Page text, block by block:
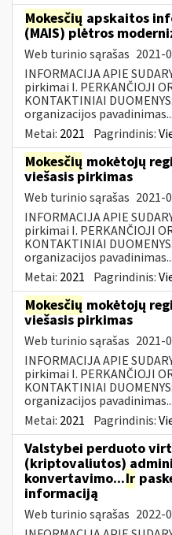
Mokesčių apskaitos
(MAIS) plėtros
Web turinio sąrašas 2021-
INFORMACIJA APIE
pirkimai I. PERKANČIOJI
KONTAKTINIAI
organizacijos pavadinimas...
Metai: 2021 Pagrindinis:
Mokesčių mokėtojų
viešasis pirkimas
Web turinio sąrašas 2021-
INFORMACIJA APIE
pirkimai I. PERKANČIOJI
KONTAKTINIAI
organizacijos pavadinimas...
Metai: 2021 Pagrindinis:
Mokesčių mokėtojų
viešasis pirkimas
Web turinio sąrašas 2021-
INFORMACIJA APIE
pirkimai I. PERKANČIOJI
KONTAKTINIAI
organizacijos pavadinimas...
Metai: 2021 Pagrindinis:
Valstybei perduoto
(kriptovaliutos)
konvertavimo...Ir
informaciją
Web turinio sąrašas 2022-